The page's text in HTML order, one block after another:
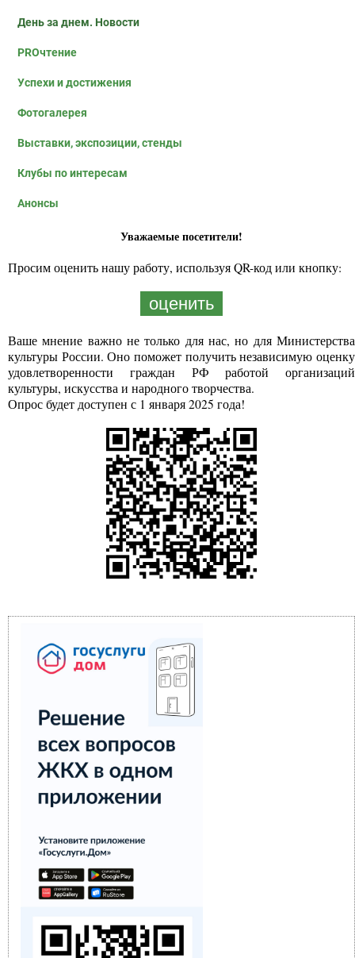
День за днем. Новости
PROчтение
Успехи и достижения
Фотогалерея
Выставки, экспозиции, стенды
Клубы по интересам
Анонсы
Уважаемые посетители!
Просим оценить нашу работу, используя QR-код или кнопку:
оценить
Ваше мнение важно не только для нас, но для Министерства
культуры России. Оно поможет получить независимую оценку
удовлетворенности граждан РФ работой организаций
культуры, искусства и народного творчества.
Опрос будет доступен с 1 января 2025 года!